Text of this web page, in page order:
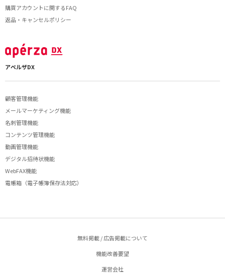
購買アカウントに関するFAQ
返品・キャンセルポリシー
アペルザDX
顧客管理機能
メールマーケティング機能
名刺管理機能
コンテンツ管理機能
動画管理機能
デジタル招待状機能
WebFAX機能
電帳箱（電子帳簿保存法対応）
無料掲載 / 広告掲載について
機能改善要望
運営会社